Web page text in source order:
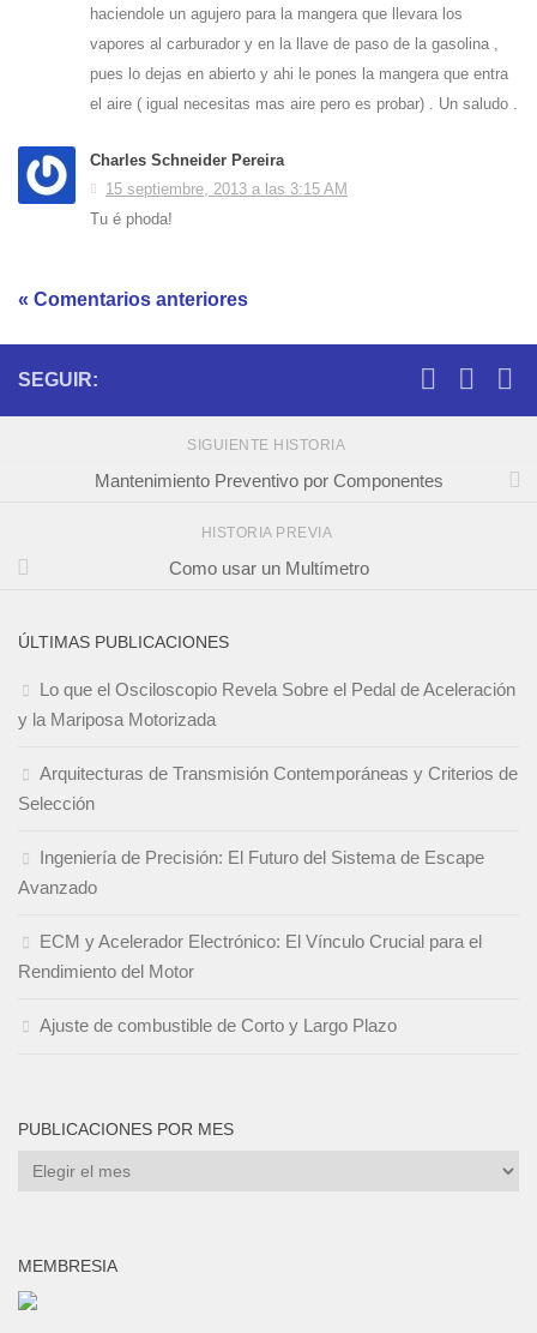
haciendole un agujero para la mangera que llevara los
vapores al carburador y en la llave de paso de la gasolina ,
pues lo dejas en abierto y ahi le pones la mangera que entra
el aire ( igual necesitas mas aire pero es probar) . Un saludo .
Charles Schneider Pereira
15 septiembre, 2013 a las 3:15 AM
Tu é phoda!
« Comentarios anteriores
SEGUIR:
SIGUIENTE HISTORIA
Mantenimiento Preventivo por Componentes
HISTORIA PREVIA
Como usar un Multímetro
ÚLTIMAS PUBLICACIONES
Lo que el Osciloscopio Revela Sobre el Pedal de Aceleración
y la Mariposa Motorizada
Arquitecturas de Transmisión Contemporáneas y Criterios de
Selección
Ingeniería de Precisión: El Futuro del Sistema de Escape
Avanzado
ECM y Acelerador Electrónico: El Vínculo Crucial para el
Rendimiento del Motor
Ajuste de combustible de Corto y Largo Plazo
PUBLICACIONES POR MES
Publicaciones
MEMBRESIA